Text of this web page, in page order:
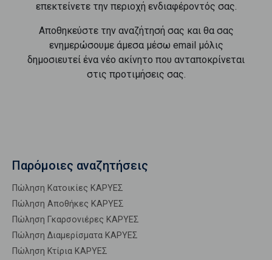
επεκτείνετε την περιοχή ενδιαφέροντός σας.
Αποθηκεύστε την αναζήτησή σας και θα σας
ενημερώσουμε άμεσα μέσω email μόλις
δημοσιευτεί ένα νέο ακίνητο που ανταποκρίνεται
στις προτιμήσεις σας.
Παρόμοιες αναζητήσεις
Πώληση Κατοικίες ΚΑΡΥΕΣ
Πώληση Αποθήκες ΚΑΡΥΕΣ
Πώληση Γκαρσονιέρες ΚΑΡΥΕΣ
Πώληση Διαμερίσματα ΚΑΡΥΕΣ
Πώληση Κτίρια ΚΑΡΥΕΣ